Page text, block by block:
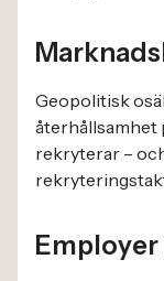
Geopolitisk
återhållsamhet
rekryterar –